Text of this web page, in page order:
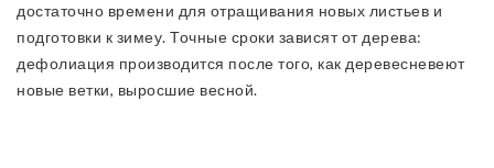
достаточно времени для отращивания новых листьев и
подготовки к зимеу. Точные сроки зависят от дерева:
дефолиация производится после того, как деревесневеют
новые ветки, выросшие весной.